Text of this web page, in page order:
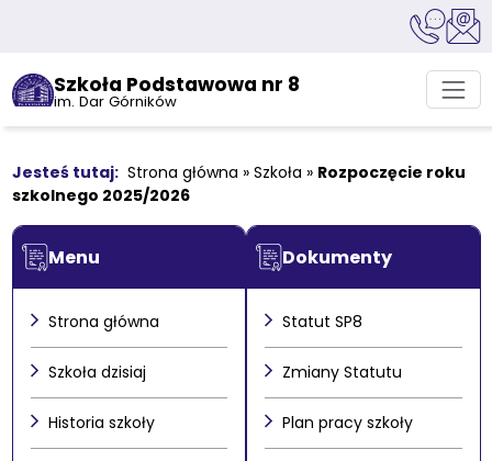
Szkoła Podstawowa nr 8
im. Dar Górników
Strona główna » Szkoła » Rozpoczęcie roku
szkolnego 2025/2026
Menu
Strona główna
Szkoła dzisiaj
Historia szkoły
Dokumenty
Statut SP8
Zmiany Statutu
Plan pracy szkoły